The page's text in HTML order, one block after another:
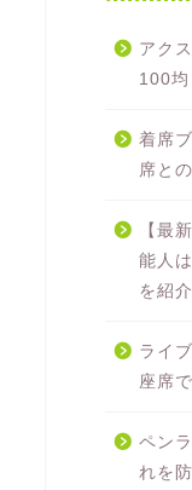
アク
100均
着席
席と
【最
能人
を紹介
ライ
座席
ペン
れを